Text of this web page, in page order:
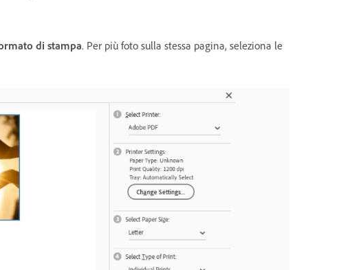
di stampa. Per più foto sulla stessa pagina, seleziona le